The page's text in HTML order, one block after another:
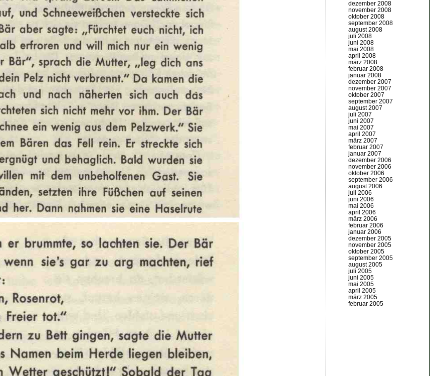
dezember 2008
november 2008
oktober 2008
september 2008
august 2008
juli 2008
juni 2008
mai 2008
april 2008
märz 2008
februar 2008
januar 2008
dezember 2007
november 2007
oktober 2007
september 2007
august 2007
juli 2007
juni 2007
mai 2007
april 2007
märz 2007
februar 2007
januar 2007
dezember 2006
november 2006
oktober 2006
september 2006
august 2006
juli 2006
juni 2006
mai 2006
april 2006
märz 2006
februar 2006
januar 2006
dezember 2005
november 2005
oktober 2005
september 2005
august 2005
juli 2005
juni 2005
mai 2005
april 2005
märz 2005
februar 2005